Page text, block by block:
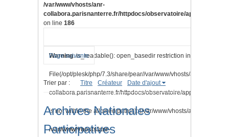
/var/www/vhosts/anr-
collabora.parisnanterre.fr/httpdocs/observatoire/application/
on line 186
Warning: is_readable(): open_basedir restriction in effect.
File(/opt/plesk/php/7.3/share/pear//var/www/vhosts/anr-
collabora.parisnanterre.fr/httpdocs/observatoire/application/
is not within the allowed path(s): (/var/www/vhosts/anr-
/var/www/vhosts/anr-
Page suivante
Trier par : Titre Créateur Date d'ajout
Archives Nationales
Participatives